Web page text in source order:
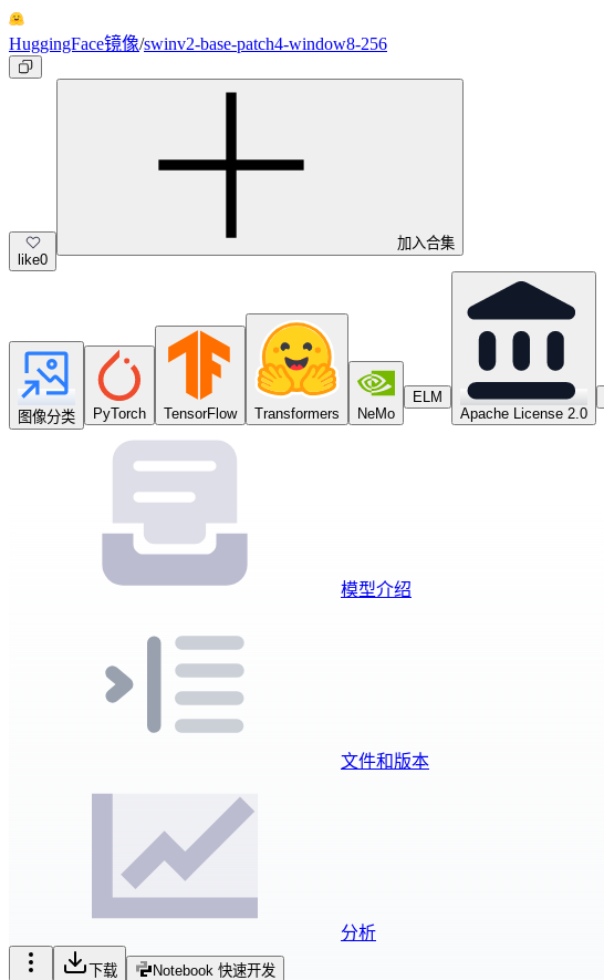
HuggingFace镜像/swinv2-base-patch4-window8-256
like0
加入合集
图像分类 PyTorch TensorFlow Transformers NeMo
ELM
Apache License 2.0
模型介绍
文件和版本
分析
下载 Notebook 快速开发